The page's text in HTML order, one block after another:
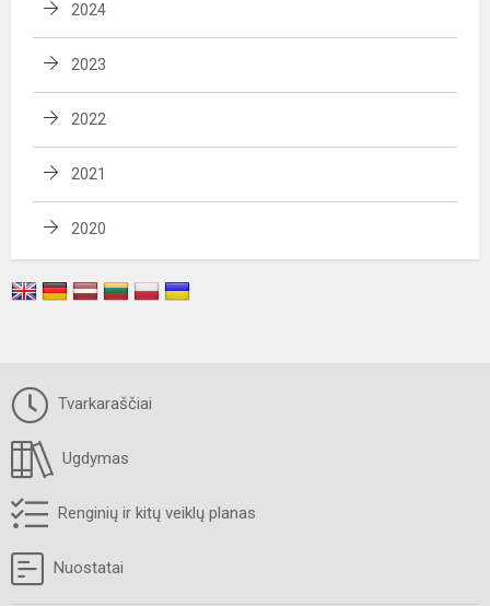
2024
2023
2022
2021
2020
Tvarkaraščiai
Ugdymas
Renginių ir kitų veiklų planas
Nuostatai